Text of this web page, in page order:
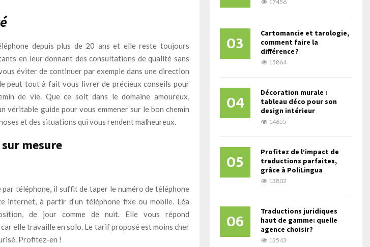
depuis plus de 20 ans et elle reste toujours
en leur donnant des consultations de qualité sans
éviter de continuer par exemple dans une direction
peut tout à fait vous livrer de précieux conseils pour
de vie. Que ce soit dans le domaine amoureux,
véritable guide pour vous emmener sur le bon chemin
et des situations qui vous rendent malheureux.
mesure
téléphone, il suffit de taper le numéro de téléphone
internet, à partir d’un téléphone fixe ou mobile. Léa
de jour comme de nuit. Elle vous répond
elle travaille en solo. Le tarif proposé est moins cher
Profitez-en !
17456
03
Cartomancie et tarologie,
comment faire la
différence ?
15864
04
Décoration murale :
tableau déco pour son
design intérieur
14655
05
Profitez de l’impact de
traductions parfaites,
grâce à PoliLingua
13802
06
Traductions juridiques
haut de gamme: quelle
agence choisir?
13543